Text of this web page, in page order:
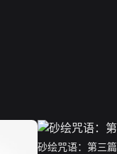
砂绘咒语：第三篇